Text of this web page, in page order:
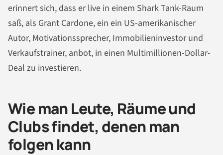
erinnert sich, dass er live in einem Shark Tank-Raum
saß, als Grant Cardone, ein ein US-amerikanischer
Autor, Motivationssprecher, Immobilieninvestor und
Verkaufstrainer, anbot, in einen Multimillionen-Dollar-
Deal zu investieren.
Wie man Leute, Räume und
Clubs findet, denen man
folgen kann